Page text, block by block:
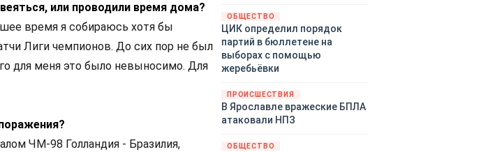
или проводили время дома?
время я собираюсь хотя бы
Лиги чемпионов. До сих пор не был
для меня это было невыносимо. Для
ЧМ-98 Голландия - Бразилия,
Политический кризис в
Британии и Германии, выборы
во Франции могут полностью
изменить геополитический
ландшафт в мире, пока
Зеленский ожидает выборов
в США.
ОБЩЕСТВО
ЦИК определил порядок
партий в бюллетене на
выборах с помощью
жеребьёвки
ПРОИСШЕСТВИЯ
В Ярославле вражеские БПЛА
атаковали НПЗ
ОБЩЕСТВО